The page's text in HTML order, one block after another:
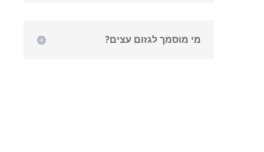
מי מוסמך לגזום עצים?